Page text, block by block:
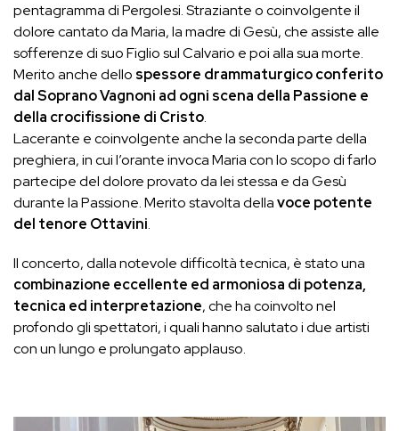
pentagramma di Pergolesi. Straziante o coinvolgente il
dolore cantato da Maria, la madre di Gesù, che assiste alle
sofferenze di suo Figlio sul Calvario e poi alla sua morte.
Merito anche dello spessore drammaturgico conferito
dal Soprano Vagnoni ad ogni scena della Passione e
della crocifissione di Cristo.
Lacerante e coinvolgente anche la seconda parte della
preghiera, in cui l’orante invoca Maria con lo scopo di farlo
partecipe del dolore provato da lei stessa e da Gesù
durante la Passione. Merito stavolta dellavoce potente
del tenore Ottavini.
Il concerto, dalla notevole difficoltà tecnica, è stato una
combinazione eccellente ed armoniosa di potenza,
tecnica ed interpretazione, che ha coinvolto nel
profondo gli spettatori, i quali hanno salutato i due artisti
con un lungo e prolungato applauso.